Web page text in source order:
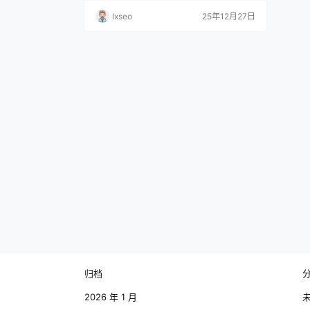
起到了积极的推动作用。对于那些希望在九
江发展的创新型企业和初创公司而言，这是
lxseo 25年12月27日
归档
2026 年 1 月